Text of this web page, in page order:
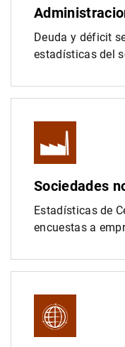
Deuda y déficit
estadísticas del
Sociedades
Estadísticas de
encuestas a